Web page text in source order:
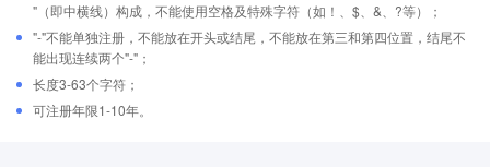
"（即中横线）构成，不能使用空格及特殊字符（如！、$、&、?等）；
"-"不能单独注册，不能放在开头或结尾，不能放在第三和第四位置，结尾不
能出现连续两个"-"；
长度3-63个字符；
可注册年限1-10年。